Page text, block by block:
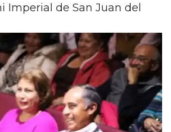
Imperial de San Juan del